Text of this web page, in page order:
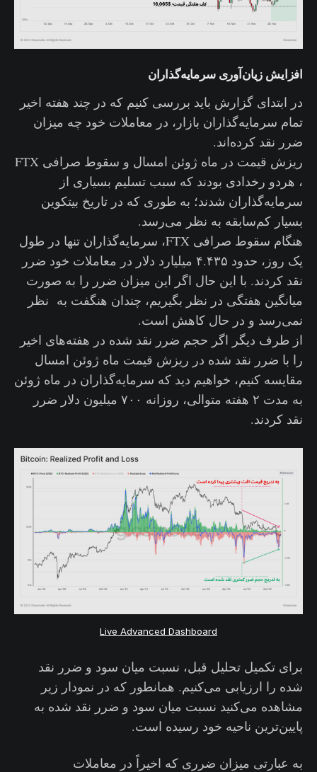
افزایش زیان‌آوری سرمایه‌گذاران
در ابتدای گزارش باید بررسی کنیم که در چند هفته اخیر
تمام سرمایه‌گذاران بازار، در معاملات خود چه میزان
ضرر نقد کرده‌اند.
ریزش قیمت در ماه ژوئن امسال و سقوط صرافی FTX
، هردو رخدادی بودند که سبب تسلیم بسیاری از
سرمایه‌گذاران شدند؛ به طوری که در تاریخ بیتکوین
بسیار کم‌سابقه به نظر می‌رسد.
هنگام سقوط صرافی FTX، سرمایه‌گذاران تنها در طول
یک روز، حدود ۴.۴۳۵ میلیارد دلار در معاملات خود ضرر
نقد کردند. با این حال اگر این میزان ضرر را به صورت
میانگین هفتگی در نظر بگیریم، چندان هنگفت به نظر
نمی‌رسد و در حال کاهش است.
از طرف دیگر اگر حجم ضرر نقد شده در هفته‌های اخیر
را با ضرر نقد شده در ریزش قیمت ماه ژوئن امسال
مقایسه کنیم، خواهیم دید که سرمایه‌گذاران در ماه ژوئن
به مدت ۲ هفته متوالی، روزانه ۷۰۰ میلیون دلار ضرر
نقد کردند.
Live Advanced Dashboard
برای تکمیل تحلیل قبل، نسبت میان سود و ضرر نقد
شده را ارزیابی می‌کنیم. همانطور که در نمودار زیر
مشاهده می‌کنید نسبت میان سود و ضرر نقد شده به
پایین‌ترین ناحیه خود رسیده است.
به عبارتی میزان ضرری که اخیراً در معاملات